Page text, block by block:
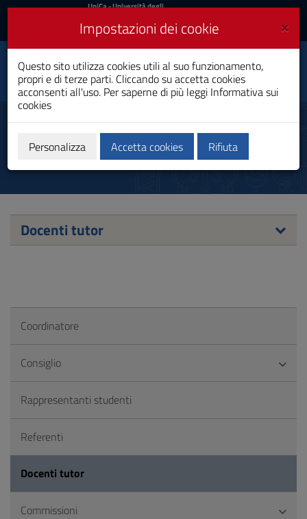
Vai
al
navigazione
sito
Vai
Footer
UniCa
Accedi
UniCa- Università degli
Accedi UniCA News
Toggle
navigation
Ingegneria Civile
Laurea Magistrale
Docenti tutor
Docenti tutor
Coordinatore
Consiglio
Rappresentanti studenti
Referenti
Docenti tutor
Commissioni
×
Impostazioni dei cookie
Questo sito utilizza cookies utili al suo funzionamento,
propri e di terze parti. Cliccando su accetta cookies
acconsenti all'uso. Per saperne di più leggi Informativa sui
cookies
Personalizza Accetta cookies Rifiuta